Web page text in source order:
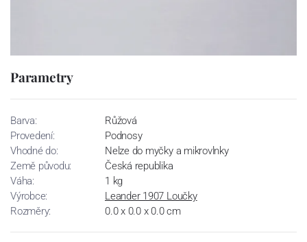
Parametry
Barva:
Růžová
Provedení:
Podnosy
Vhodné do:
Nelze do myčky a mikrovlnky
Země původu:
Česká republika
Váha:
1 kg
Výrobce:
Leander 1907 Loučky
Rozměry:
0.0 x 0.0 x 0.0 cm